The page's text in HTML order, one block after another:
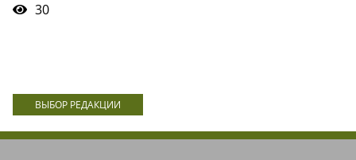
30
ВЫБОР РЕДАКЦИИ